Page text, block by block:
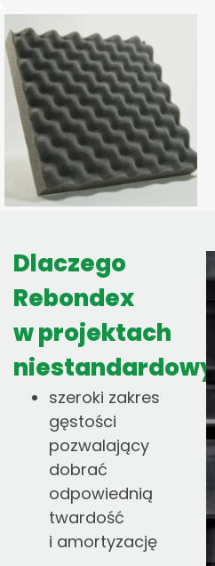
Dlaczego
Rebondex
w projektach
szeroki zakres
gęstości
pozwalający
dobrać
odpowiednią
twardość
i amortyzację